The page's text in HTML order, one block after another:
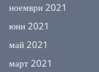
ноември 2021
юни 2021
май 2021
март 2021